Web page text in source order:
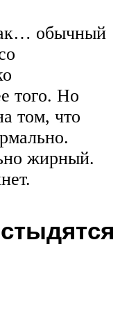
обычный
того. Но
том, что
жирный.